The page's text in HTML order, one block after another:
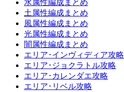
水属性編成まとめ
土属性編成まとめ
風属性編成まとめ
光属性編成まとめ
闇属性編成まとめ
エリア･インヴィディア攻略
エリア･ジョクラトル攻略
エリア･カレンダエ攻略
エリア･リベル攻略